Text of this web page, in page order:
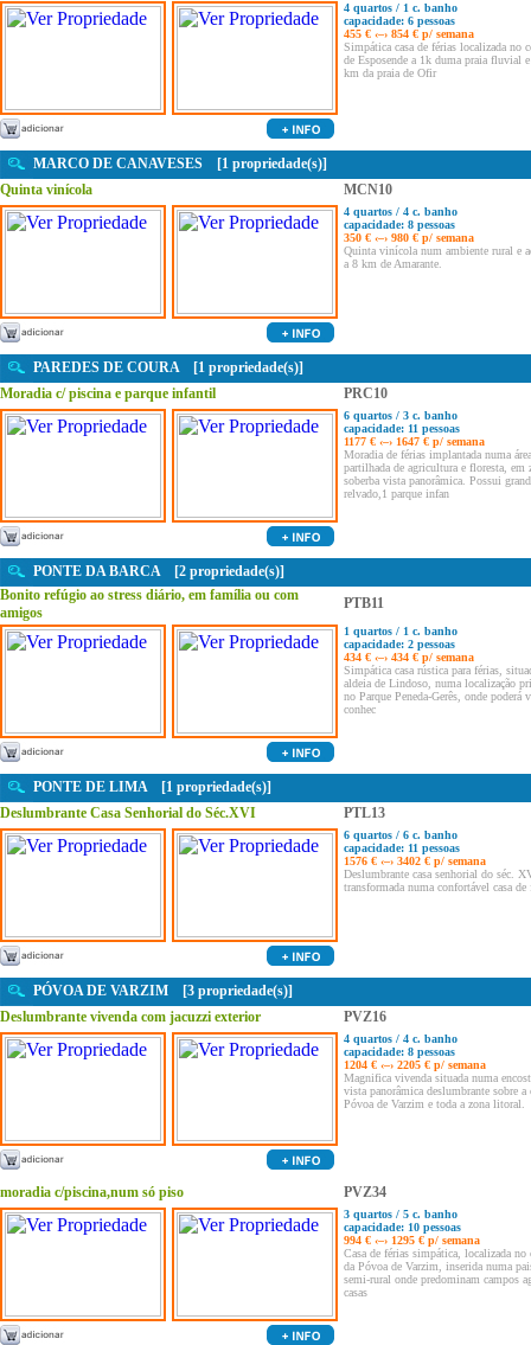
4 quartos / 1 c. banho
capacidade: 6 pessoas
455 € ‹–› 854 € p/ semana
Simpática casa de férias localizada no
de Esposende a 1k duma praia fluvial
km da praia de Ofir
MARCO DE CANAVESES [1 propriedade(s)]
Quinta vinícola
MCN10
4 quartos / 4 c. banho
capacidade: 8 pessoas
350 € ‹–› 980 € p/ semana
Quinta vinícola num ambiente rural e
a 8 km de Amarante.
PAREDES DE COURA [1 propriedade(s)]
Moradia c/ piscina e parque infantil
PRC10
6 quartos / 3 c. banho
capacidade: 11 pessoas
1177 € ‹–› 1647 € p/ semana
Moradia de férias implantada numa área
partilhada de agricultura e floresta, em
soberba vista panorâmica. Possui
relvado,1 parque infan
PONTE DA BARCA [2 propriedade(s)]
Bonito refúgio ao stress diário, em família ou com
amigos
PTB11
1 quartos / 1 c. banho
capacidade: 2 pessoas
434 € ‹–› 434 € p/ semana
Simpática casa rústica para férias,
aldeia de Lindoso, numa localização
no Parque Peneda-Gerês, onde poderá
conhec
PONTE DE LIMA [1 propriedade(s)]
Deslumbrante Casa Senhorial do Séc.XVI
PTL13
6 quartos / 6 c. banho
capacidade: 11 pessoas
1576 € ‹–› 3402 € p/ semana
Deslumbrante casa senhorial do séc.
transformada numa confortável casa de
PÓVOA DE VARZIM [3 propriedade(s)]
Deslumbrante vivenda com jacuzzi exterior
PVZ16
4 quartos / 4 c. banho
capacidade: 8 pessoas
1204 € ‹–› 2205 € p/ semana
Magnifica vivenda situada numa
vista panorâmica deslumbrante sobre a
Póvoa de Varzim e toda a zona litoral.
moradia c/piscina,num só piso PVZ34
3 quartos / 5 c. banho
capacidade: 10 pessoas
994 € ‹–› 1295 € p/ semana
Casa de férias simpática, localizada no
da Póvoa de Varzim, inserida numa
semi-rural onde predominam campos
casas